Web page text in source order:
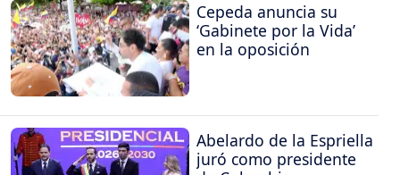
Cepeda anuncia su
‘Gabinete por la Vida’
en la oposición
Abelardo de la Espriella
juró como presidente